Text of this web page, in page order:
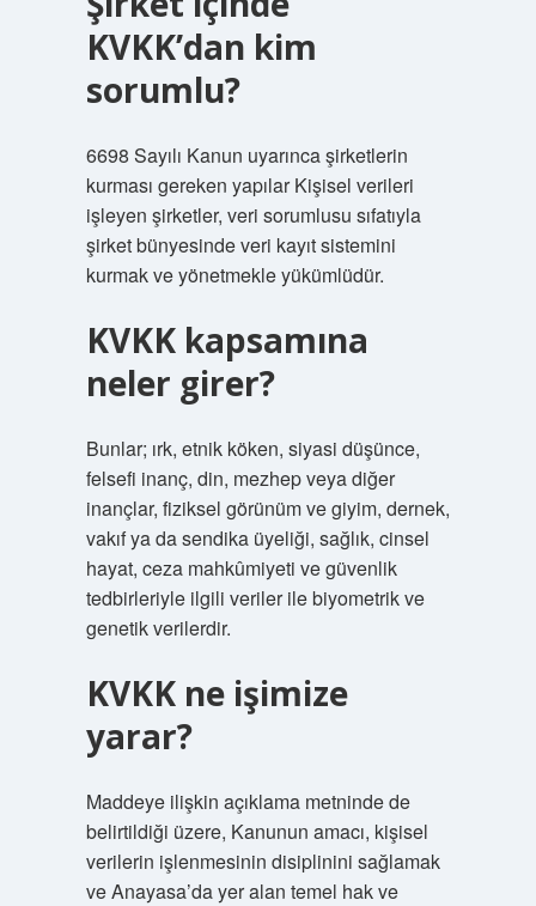
KVKK’dan kim
sorumlu?
6698 Sayılı Kanun uyarınca şirketlerin
kurması gereken yapılar Kişisel verileri
işleyen şirketler, veri sorumlusu sıfatıyla
şirket bünyesinde veri kayıt sistemini
kurmak ve yönetmekle yükümlüdür.
KVKK kapsamına
neler girer?
Bunlar; ırk, etnik köken, siyasi düşünce,
felsefi inanç, din, mezhep veya diğer
inançlar, fiziksel görünüm ve giyim, dernek,
vakıf ya da sendika üyeliği, sağlık, cinsel
hayat, ceza mahkûmiyeti ve güvenlik
tedbirleriyle ilgili veriler ile biyometrik ve
genetik verilerdir.
KVKK ne işimize
yarar?
Maddeye ilişkin açıklama metninde de
belirtildiği üzere, Kanunun amacı, kişisel
verilerin işlenmesinin disiplinini sağlamak
ve Anayasa’da yer alan temel hak ve